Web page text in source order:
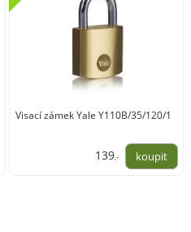
Visací zámek Yale Y110B/35/120/1
139,-